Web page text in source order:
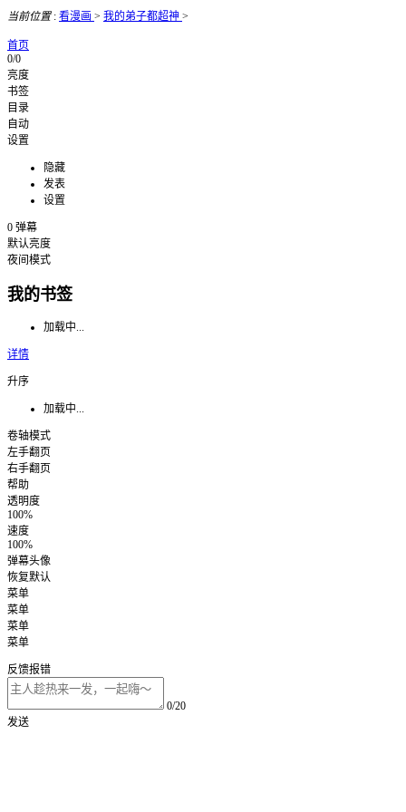
当前位置: 看漫画 > 我的弟子都超神 >
首页
0/0
亮度
书签
目录
自动
设置
隐藏
发表
设置
0 弹幕
默认亮度
夜间模式
我的书签
加载中...
详情
升序
加载中...
卷轴模式
左手翻页
右手翻页
帮助
透明度
100%
速度
100%
弹幕头像
恢复默认
菜单
菜单
菜单
菜单
反馈报错
0/20
发送